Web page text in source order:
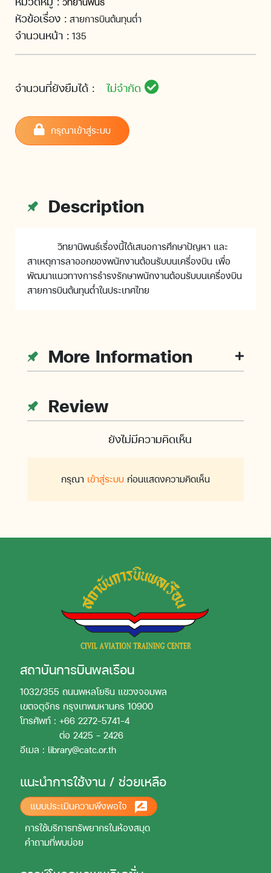
หัวข้อเรื่อง : สายการบินต้นทุนต่ำ
จำนวนหน้า : 135
จำนวนที่ยังยืมได้ : ไม่จำกัด
กรุณาเข้าสู่ระบบ
Description
วิทยานิพนธ์เรื่องนี้ได้เสนอการศึกษาปัญหา และ
สาเหตุการลาออกของพนักงานต้อนรับบนเครื่องบิน เพื่อ
พัฒนาแนวทางการธำรงรักษาพนักงานต้อนรับบนเครื่องบิน
สายการบินต้นทุนต่ำในประเทศไทย
More Information
Review
ยังไม่มีความคิดเห็น
กรุณา เข้าสู่ระบบ ก่อนแสดงความคิดเห็น
สถาบันการบินพลเรือน
1032/355 ถนนพหลโยธิน แขวงจอมพล
เขตจตุจักร กรุงเทพมหานคร 10900
โทรศัพท์ : +66 2272-5741-4
ต่อ 2425 - 2426
อีเมล : library@catc.or.th
แนะนำการใช้งาน / ช่วยเหลือ
แบบประเมินความพึงพอใจ
การใช้บริการทรัพยากรในห้องสมุด
คำถามที่พบบ่อย